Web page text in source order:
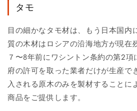
タモ
目の細かなタモ材は、もう日本国内
質の木材はロシアの沿海地方が現在
７〜8年前にワシントン条約の第2
府の許可を取った業者だけが生産で
入される原木のみを製材することに
商品をご提供します。